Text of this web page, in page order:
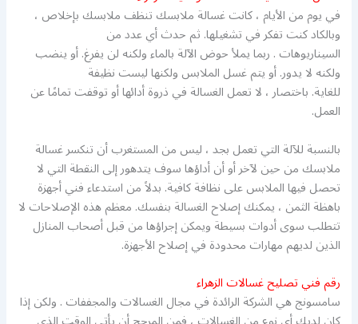
في يوم من الأيام ، كانت غسالة ملابسك تنظف ملابسك بإخلاص ،
وبالكاد كنت تفكر في تشغيلها. ثم حدث أي عدد من
السيناريوهات . ربما يملأ حوض الآلة بالماء ولكنه لن يفرغ. أو ينضب
ولكنه لا يدور. أو يتم غسل الملابس ولكنها ليست نظيفة
للغاية. باختصار ، لا تعمل الغسالة في ذروة أدائها أو توقفت تمامًا عن
العمل.
بالنسبة للآلة التي تعمل بجد ، ليس من المستغرب أن تنكسر غسالة
ملابسك من حين لآخر أو أن أداؤها سوف يتدهور إلى النقطة التي لا
تحصل فيها الملابس على نظافة كافية. بدلاً من استدعاء فني أجهزة
باهظة الثمن ، يمكنك إصلاح الغسالة بنفسك. معظم هذه الإصلاحات لا
تتطلب سوى أدوات بسيطة ويمكن إجراؤها من قبل أصحاب المنازل
الذين لديهم مهارات محدودة في إصلاح الأجهزة.
رقم فني تصليح غسالات الزهراء
سامسونج هي الشركة الرائدة في مجال الغسالات والمجففات . ولكن إذا